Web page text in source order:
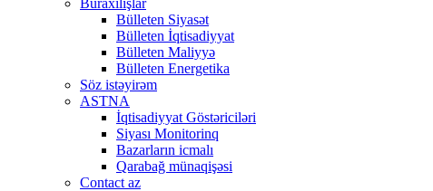
Buraxılışlar
Bülleten Siyasət
Bülleten İqtisadiyyat
Bülleten Maliyyə
Bülleten Energetika
Söz istəyirəm
ASTNA
İqtisadiyyat Göstəriciləri
Siyası Monitorinq
Bazarların icmalı
Qarabağ münaqişəsi
Contact az